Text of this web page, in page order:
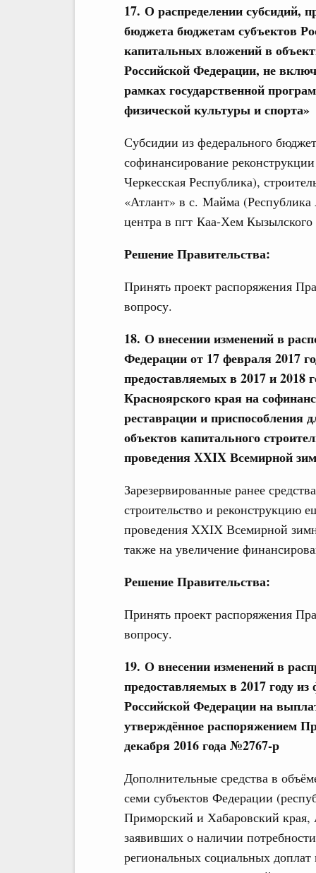
17. О распределении субсидий,
бюджета бюджетам субъектов
капитальных вложений в
Российской Федерации, не
рамках государственной
физической культуры и спорта»
Субсидии из федерального
софинансирование
Черкесская Республика),
«Атлант» в с. Майма (Республика
центра в пгт Каа-Хем
Решение Правительства:
Принять проект распоряжения
вопросу.
18. О внесении изменений в
Федерации от 17 февраля 2017
предоставляемых в 2017 и 2018
Красноярского края на
реставрации и приспособления
объектов капитального
проведения XXIX Всемирной
Зарезервированные ранее
строительство и реконструкцию
проведения XXIX Всемирной
также на увеличение
Решение Правительства:
Принять проект распоряжения
вопросу.
19. О внесении изменений в
предоставляемых в 2017 году
Российской Федерации на
утверждённое распоряжением
декабря 2016 года №2767-р
Дополнительные средства в
семи субъектов Федерации
Приморский и Хабаровский края,
заявивших о наличии
региональных социальных